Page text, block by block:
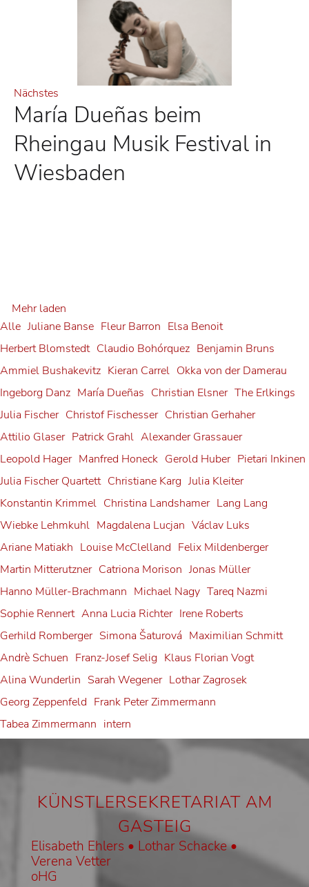
Nächstes
María Dueñas beim
Rheingau Musik Festival in
Wiesbaden
Neuerscheinung: "Herbert
Blomstedt und die Kunst des
Dirigierens"
Herbert Blomstedt
Andrè Schuen bei den
Salzburger Festspielen
Andrè Schuen
Sophie Rennert in Innsbruck
Sophie Rennert
Debüt: Konstantin Krimmel
& Ammiel Bushakevitz bei
den Salzburger Festspielen
Konstantin Krimmel
Tabea Zimmermann in Siena
Tabea Zimmermann
Franz-Josef Selig beim
Festival Internacional de
Santander
Gerold Huber erhält das
Bundesverdienstkreuz am
Bande
Alexander Grassauer in
Bayreuth
Alexander Grassauer
Georg Zeppenfeld bei den
Bayreuther Festspielen
Mehr laden
Alle Juliane Banse Fleur Barron Elsa Benoit
Herbert Blomstedt Claudio Bohórquez Benjamin Bruns
Ammiel Bushakevitz Kieran Carrel Okka von der Damerau
Ingeborg Danz María Dueñas Christian Elsner The Erlkings
Julia Fischer Christof Fischesser Christian Gerhaher
Attilio Glaser Patrick Grahl Alexander Grassauer
Leopold Hager Manfred Honeck Gerold Huber Pietari Inkinen
Julia Fischer Quartett Christiane Karg Julia Kleiter
Konstantin Krimmel Christina Landshamer Lang Lang
Wiebke Lehmkuhl Magdalena Lucjan Václav Luks
Ariane Matiakh Louise McClelland Felix Mildenberger
Martin Mitterutzner Catriona Morison Jonas Müller
Hanno Müller-Brachmann Michael Nagy Tareq Nazmi
Sophie Rennert Anna Lucia Richter Irene Roberts
Gerhild Romberger Simona Šaturová Maximilian Schmitt
Andrè Schuen Franz-Josef Selig Klaus Florian Vogt
Alina Wunderlin Sarah Wegener Lothar Zagrosek
Georg Zeppenfeld Frank Peter Zimmermann
Tabea Zimmermann intern
KÜNSTLERSEKRETARIAT AM
GASTEIG
Elisabeth Ehlers • Lothar Schacke •
Verena Vetter
oHG